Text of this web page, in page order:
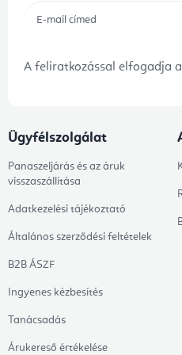
A feliratkozással elfogadja
Ügyfélszolgálat
Panaszeljárás és az áruk
visszaszállítása
Adatkezelési tájékoztató
Általános szerződési feltételek
B2B ÁSZF
Ingyenes kézbesítés
Tanácsadás
Árukereső értékelése